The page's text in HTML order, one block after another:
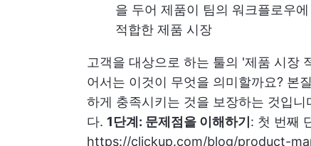
을 두어 제품이 팀의 워크플로우
적합한 제품 시장
고객을 대상으로 하는 툴의 '제품 시장
어서는 이것이 무엇을 의미할까요? 본
하게 충족시키는 것을 보장하는 것입
다. 1단계: 문제점을 이해하기 : 첫 번째
https://clickup.com/blog/product-